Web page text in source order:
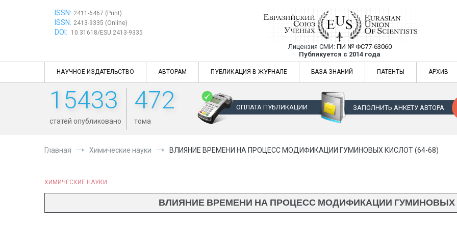
ISSN: 2411-6467 (Print)
ISSN: 2413-9335 (Online)
DOI: 10.31618/ESU.2413-9335
Евразийский Союз Ученых —
Лицензия СМИ: ПИ № ФС77-63060
Публикуется с 2014 года
Евразийский Союз Ученых — публикация научных статей в
НАУЧНОЕ ИЗДАТЕЛЬСТВО АВТОРАМ ПУБЛИКАЦИЯ В ЖУРНАЛЕ БАЗА ЗНАНИЙ ПАТЕНТЫ АРХИВ
15433
статей опубликовано
472
тома
ОПЛАТА ПУБЛИКАЦИИ ЗАПОЛНИТЬ АНКЕТУ АВТОРА
Главная Химические науки ВЛИЯНИЕ ВРЕМЕНИ НА ПРОЦЕСС МОДИФИКАЦИИ ГУМИНОВЫХ КИСЛОТ (64-68)
ХИМИЧЕСКИЕ НАУКИ
ВЛИЯНИЕ ВРЕМЕНИ НА ПРОЦЕСС МОДИФИКАЦИИ ГУМИНОВЫХ